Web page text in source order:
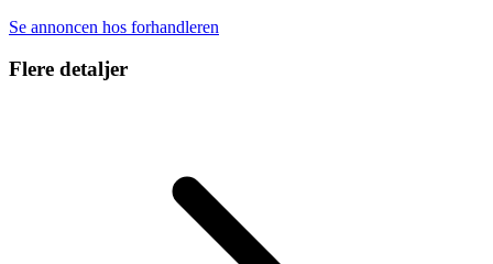
Se annoncen hos forhandleren
Flere detaljer